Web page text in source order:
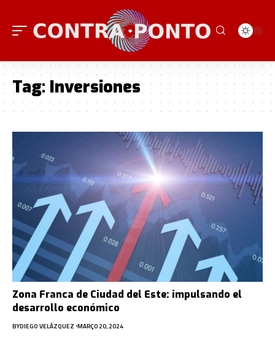
Tag: Inversiones
Zona Franca de Ciudad del Este: impulsando el
desarrollo económico
BYDIEGO VELÁZQUEZ MARÇO 20, 2024